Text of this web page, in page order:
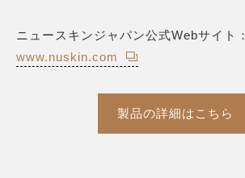
ニュースキンジャパン公式Webサイト：
www.nuskin.com
製品の詳細はこちら